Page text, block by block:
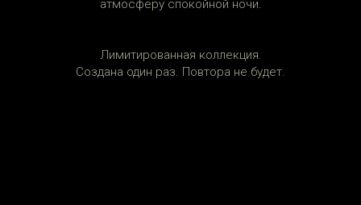
атмосферу спокойной ночи.
Лимитированная коллекция.
Создана один раз. Повтора не будет.